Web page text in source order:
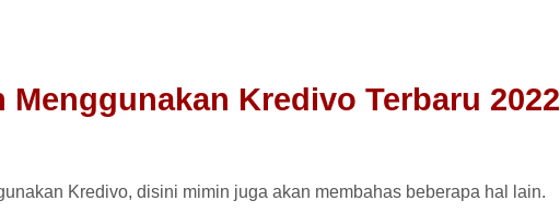
Menggunakan Kredivo Terbaru 2022
Kredivo, disini mimin juga akan membahas beberapa hal lain.